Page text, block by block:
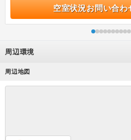
空室状況お問い合わ
周辺環境
周辺地図